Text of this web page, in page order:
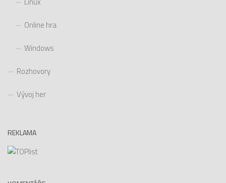
Online hra
Windows
Rozhovory
Vývoj her
REKLAMA